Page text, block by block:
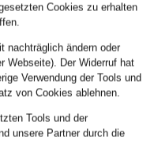
Cookies zu erhalten
nachträglich ändern oder
Webseite). Der Widerruf hat
Verwendung der Tools und
von Cookies ablehnen.
Tools und der
unsere Partner durch die